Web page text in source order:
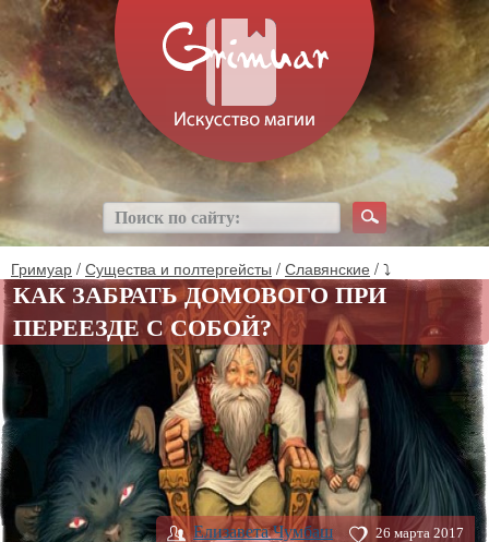
Гримуар / Существа и полтергейсты / Славянские / ⤵
КАК ЗАБРАТЬ ДОМОВОГО ПРИ
ПЕРЕЕЗДЕ С СОБОЙ?
Елизавета Чумбаш 26 марта 2017